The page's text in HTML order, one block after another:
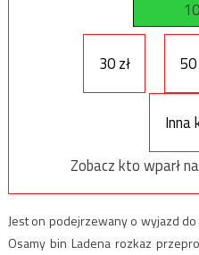
30 zł 50
Inna
Zobacz kto wparł
Jest on podejrzewany o wyjazd do
Osamy bin Ladena rozkaz